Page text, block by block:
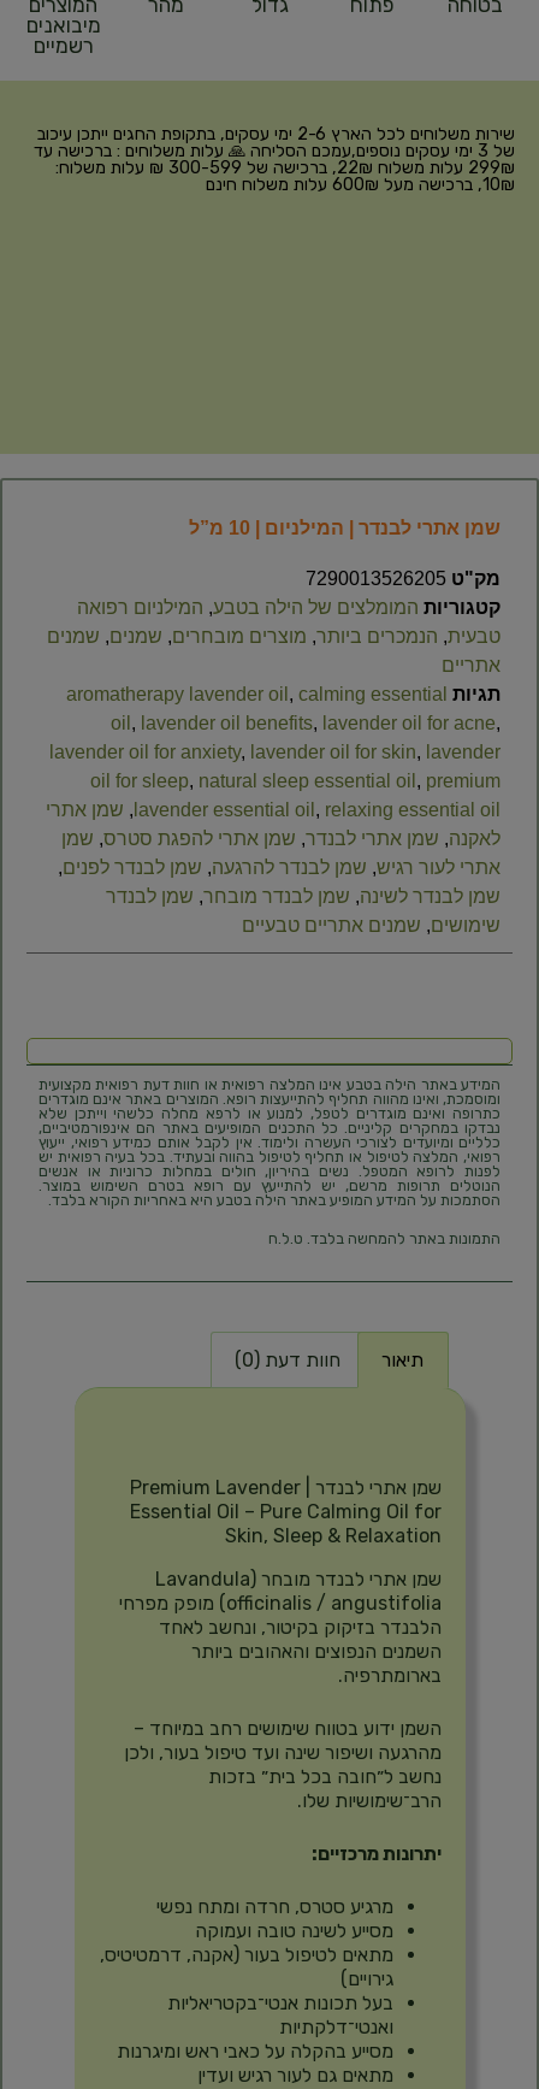
בטוחה פתוח גדול מהר
המוצרים
מיבואנים
רשמיים
שירות משלוחים לכל הארץ 2-6 ימי עסקים, בתקופת החגים ייתכן עיכוב
של 3 ימי עסקים נוספים,עמכם הסליחה 🙏 עלות משלוחים : ברכישה עד
299₪ עלות משלוח 22₪, ברכישה של 300-599 ₪ עלות משלוח:
10₪, ברכישה מעל 600₪ עלות משלוח חינם
שמן אתרי לבנדר | המילניום | 10 מ”ל
מק"ט 7290013526205
קטגוריות המומלצים של הילה בטבע, המילניום רפואה
טבעית, הנמכרים ביותר, מוצרים מובחרים, שמנים, שמנים
אתריים
תגיות
aromatherapy lavender oil , calming essential
oil , lavender oil benefits, lavender oil for acne,
lavender oil for anxiety, lavender oil for skin, lavender
oil for sleep, natural sleep essential oil , premium
lavender essential oil , relaxing essential oil
, שמן אתרי
לאקנה, שמן אתרי לבנדר, שמן אתרי להפגת סטרס, שמן
אתרי לעור רגיש, שמן לבנדר להרגעה, שמן לבנדר לפנים,
שמן לבנדר לשינה, שמן לבנדר מובחר, שמן לבנדר
שימושים, שמנים אתריים טבעיים
המידע באתר הילה בטבע אינו המלצה רפואית או חוות דעת רפואית מקצועית
ומוסמכת, ואינו מהווה תחליף להתייעצות רופא. המוצרים באתר אינם מוגדרים
כתרופה ואינם מוגדרים לטפל, למנוע או לרפא מחלה כלשהי וייתכן שלא
נבדקו במחקרים קליניים. כל התכנים המופיעים באתר הם אינפורמטיביים,
כלליים ומיועדים לצורכי העשרה ולימוד. אין לקבל אותם כמידע רפואי, ייעוץ
רפואי, המלצה לטיפול או תחליף לטיפול בהווה ובעתיד. בכל בעיה רפואית יש
לפנות לרופא המטפל. נשים בהיריון, חולים במחלות כרוניות או אנשים
הנוטלים תרופות מרשם, יש להתייעץ עם רופא בטרם השימוש במוצר.
הסתמכות על המידע המופיע באתר הילה בטבע היא באחריות הקורא בלבד.
התמונות באתר להמחשה בלבד. ט.ל.ח
תיאור חוות דעת (0)
שמן אתרי לבנדר | Premium Lavender
Essential Oil – Pure Calming Oil for
Skin, Sleep & Relaxation
שמן אתרי לבנדר מובחר (Lavandula
officinalis / angustifolia) מופק מפרחי
הלבנדר בזיקוק בקיטור, ונחשב לאחד
השמנים הנפוצים והאהובים ביותר
בארומתרפיה.
השמן ידוע בטווח שימושים רחב במיוחד –
מהרגעה ושיפור שינה ועד טיפול בעור, ולכן
נחשב ל״חובה בכל בית״ בזכות
הרב־שימושיות שלו.
יתרונות מרכזיים:
מרגיע סטרס, חרדה ומתח נפשי
מסייע לשינה טובה ועמוקה
מתאים לטיפול בעור (אקנה, דרמטיטיס,
גירויים)
בעל תכונות אנטי־בקטריאליות
ואנטי־דלקתיות
מסייע בהקלה על כאבי ראש ומיגרנות
מתאים גם לעור רגיש ועדין